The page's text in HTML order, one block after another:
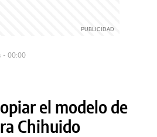
- 00:00
el modelo de
Chihuido